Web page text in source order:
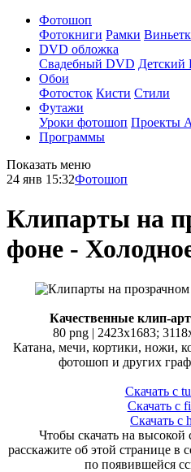
Фотошоп
Фотокниги Рамки
DVD обложка
Свадебный DVD Детский
Обои
Фотосток Кисти Стили
Футажи
Уроки фотошоп Проекты
Программы
Показать меню
24 янв 15:32Фотошоп
Клипарты на
фоне -
Качественные клип-
80 png | 2423x1683;
Катана, мечи, кортики, ножи,
фотошоп и других
Скачать с
Скачать с
Скачать с
Чтобы скачать на высокой
расскажите об этой странице в
по появившейся